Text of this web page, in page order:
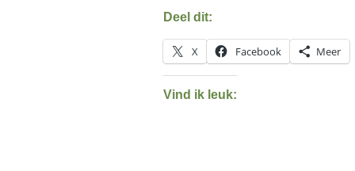
Deel dit:
X Facebook Meer
Vind ik leuk: